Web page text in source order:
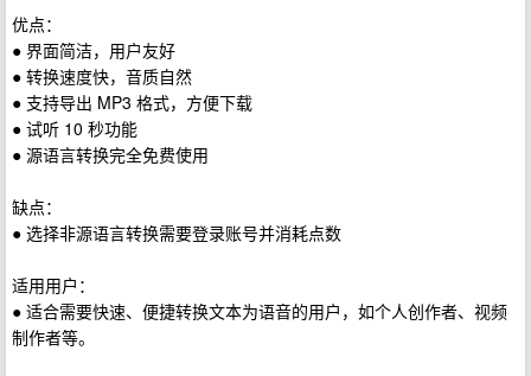
优点：
● 界面简洁，用户友好
● 转换速度快，音质自然
● 支持导出 MP3 格式，方便下载
● 试听 10 秒功能
● 源语言转换完全免费使用
缺点：
● 选择非源语言转换需要登录账号并消耗点数
适用用户：
● 适合需要快速、便捷转换文本为语音的用户，如个人创作者、视频
制作者等。